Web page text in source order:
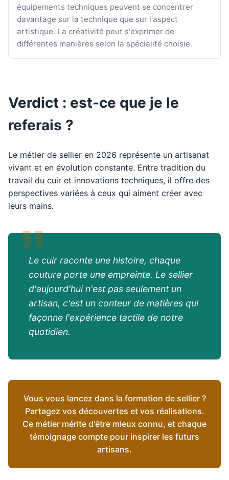
équipements techniques peuvent se concentrer
davantage sur la technique que sur l'aspect
artistique. La créativité peut s'exprimer de
différentes manières selon la spécialité choisie.
Verdict : est-ce que je le
referais ?
Le métier de sellier en 2026 représente un artisanat
vivant et en évolution constante. Entre tradition du
travail du cuir et innovations techniques, il offre des
perspectives variées à ceux qui aiment créer avec
leurs mains.
Le cuir raconte une histoire, chaque
couture porte une empreinte. Le sellier
d'aujourd'hui n'est pas seulement un
artisan, c'est un conteur de matières qui
façonne l'expérience tactile de notre
quotidien.
Vous vous lancez dans la formation de sellier ?
Partagez vos découvertes et vos réalisations.
Ce métier mérite d'être mieux connu, et chaque
témoignage compte pour inspirer les futurs
artisans.